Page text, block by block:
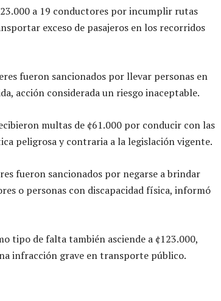
a 19 conductores por incumplir rutas
exceso de pasajeros en los recorridos
fueron sancionados por llevar personas en
acción considerada un riesgo inaceptable.
multas de ¢61.000 por conducir con las
peligrosa y contraria a la legislación vigente.
fueron sancionados por negarse a brindar
o personas con discapacidad física, informó
tipo de falta también asciende a ¢123.000,
infracción grave en transporte público.